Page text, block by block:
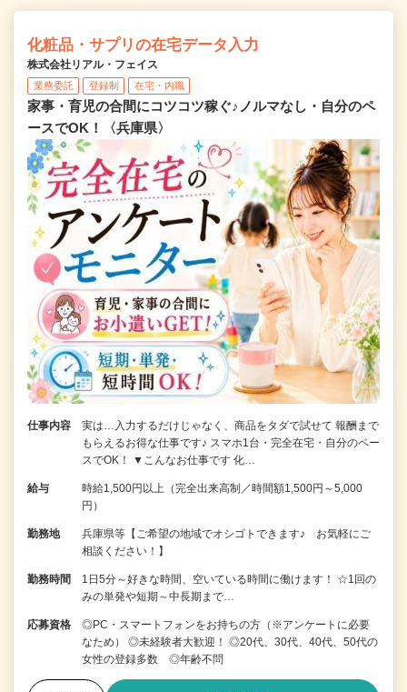
化粧品・サプリの在宅データ入力
株式会社リアル・フェイス
業務委託 登録制 在宅・内職
家事・育児の合間にコツコツ稼ぐ♪ノルマなし・自分のペ
ースでOK！〈兵庫県〉
仕事内容
実は…入力するだけじゃなく、商品をタダで試せて 報酬まで
もらえるお得な仕事です♪ スマホ1台・完全在宅・自分のペー
スでOK！ ▼こんなお仕事です 化…
給与
時給1,500円以上（完全出来高制／時間額1,500円～5,000
円）
勤務地
兵庫県等【ご希望の地域でオシゴトできます♪ お気軽にご
相談ください！】
勤務時間
1日5分～好きな時間、空いている時間に働けます！ ☆1回の
みの単発や短期～中長期まで…
応募資格
◎PC・スマートフォンをお持ちの方（※アンケートに必要
なため） ◎未経験者大歓迎！ ◎20代、30代、40代、50代の
女性の登録多数 ◎年齢不問